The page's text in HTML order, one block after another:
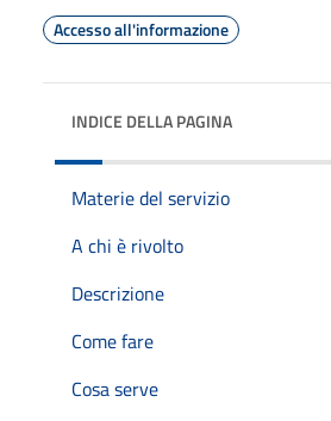
Accesso all'informazione
INDICE DELLA PAGINA
Materie del servizio
A chi è rivolto
Descrizione
Come fare
Cosa serve